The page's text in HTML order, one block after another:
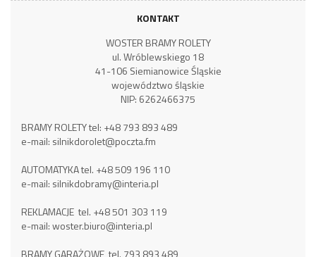
KONTAKT
WOSTER BRAMY ROLETY
ul. Wróblewskiego 18
41-106 Siemianowice Śląskie
województwo śląskie
NIP: 6262466375
BRAMY ROLETY tel: +48 793 893 489
e-mail: silnikdorolet@poczta.fm
AUTOMATYKA tel. +48 509 196 110
e-mail: silnikdobramy@interia.pl
REKLAMACJE tel. +48 501 303 119
e-mail:woster.biuro@interia.pl
BRAMY GARAŻOWE tel. 793 893 489